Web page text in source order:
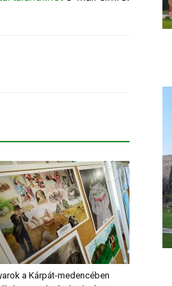
a Kárpát-medencében